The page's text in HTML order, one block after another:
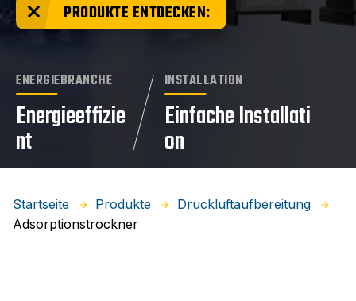
PRODUKTE ENTDECKEN:
ENERGIEBRANCHE
Energieeffizie
nt
INSTALLATION
Einfache Installati
on
Startseite Produkte
Druckluftaufbereitung
Adsorptionstrockner